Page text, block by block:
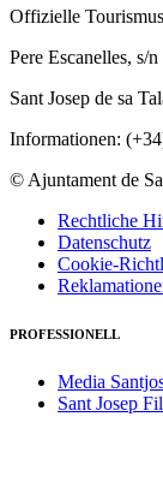
Offizielle
Pere Escanelles, s/n
Sant Josep de sa
Informationen:
© Ajuntament de
Rechtliche
Datenschutz
Cookie-
PROFESSIONELL
Media
Sant Josep